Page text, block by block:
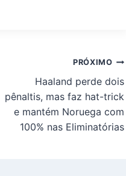
PRÓXIMO
Haaland perde dois
pênaltis, mas faz hat-trick
e mantém Noruega com
100% nas Eliminatórias